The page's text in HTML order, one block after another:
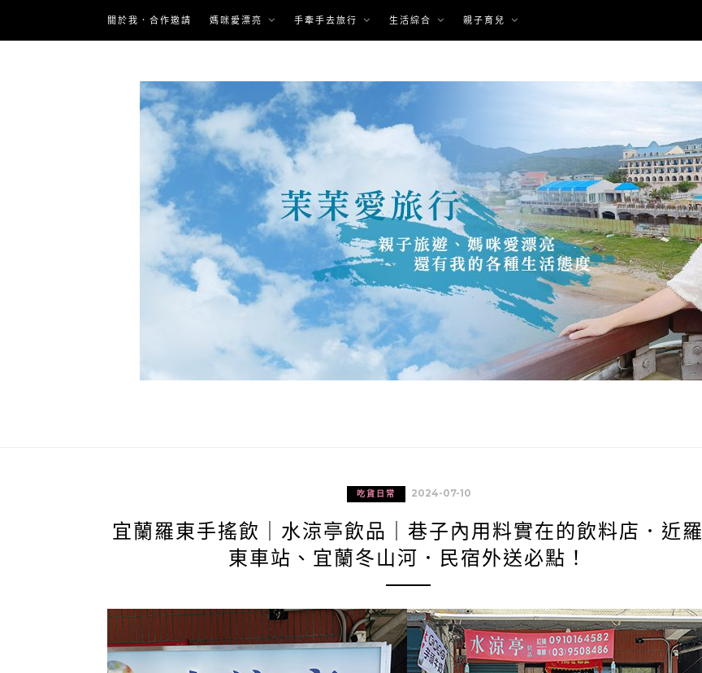
content
關於我．合作邀請 媽咪愛漂亮 手牽手去旅行 生活綜合 親子育兒
吃貨日常 2024-07-10
宜蘭羅東手搖飲｜水涼亭飲品｜巷子內用料實在的飲料店．近羅
東車站、宜蘭冬山河．民宿外送必點！